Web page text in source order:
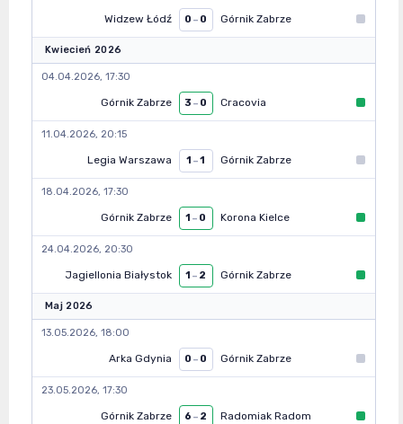
Widzew Łódź 0 – 0 Górnik Zabrze
Kwiecień 2026
04.04.2026, 17:30
Górnik Zabrze 3 – 0 Cracovia
11.04.2026, 20:15
Legia Warszawa 1 –1 Górnik Zabrze
18.04.2026, 17:30
Górnik Zabrze 1 – 0 Korona Kielce
24.04.2026, 20:30
Jagiellonia Białystok 1 – 2 Górnik Zabrze
Maj 2026
13.05.2026, 18:00
Arka Gdynia 0 – 0 Górnik Zabrze
23.05.2026, 17:30
Górnik Zabrze 6 – 2 Radomiak Radom